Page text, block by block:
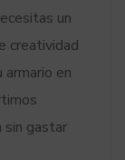
un
creatividad
en
sin gastar